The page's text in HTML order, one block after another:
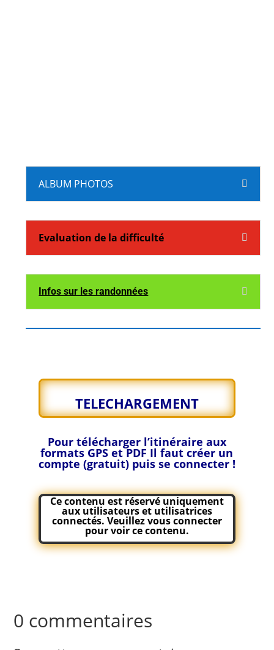
ALBUM PHOTOS
Evaluation de la difficulté
Infos sur les randonnées
TELECHARGEMENT
Pour télécharger l’itinéraire aux
formats GPS et PDF Il faut créer un
compte (gratuit) puis se connecter !
Ce contenu est réservé uniquement
aux utilisateurs et utilisatrices
connectés. Veuillezvous connecter
pour voir ce contenu.
0 commentaires